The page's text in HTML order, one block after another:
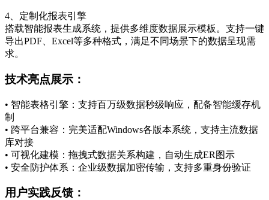
4、定制化报表引擎
搭载智能报表生成系统，提供多维度数据展示模板。支持一键
导出PDF、Excel等多种格式，满足不同场景下的数据呈现需
求。
技术亮点展示：
• 智能表格引擎：支持百万级数据秒级响应，配备智能缓存机
制
• 跨平台兼容：完美适配Windows各版本系统，支持主流数据
库对接
• 可视化建模：拖拽式数据关系构建，自动生成ER图示
• 安全防护体系：企业级数据加密传输，支持多重身份验证
用户实践反馈：